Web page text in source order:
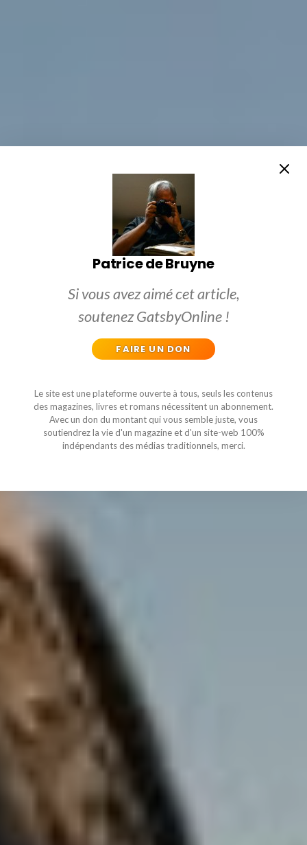
Patrice de Bruyne
Si vous avez aimé cet article,
soutenez GatsbyOnline !
FAIRE UN DON
Le site est une plateforme ouverte à tous, seuls les contenus
des magazines, livres et romans nécessitent un abonnement.
Avec un don du montant qui vous semble juste, vous
soutiendrez la vie d'un magazine et d'un site-web 100%
indépendants des médias traditionnels, merci.